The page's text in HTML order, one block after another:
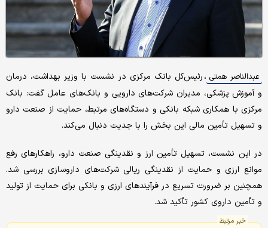
عبدالناصر همتی ، رئیس‌کل بانک مرکزی در نشست با وزیر بهداشت، درمان
و آموزش پزشکی، مدیران شرکت‌های دارویی و بانک‌های عامل گفت: بانک
مرکزی با همکاری شبکه بانکی و دستگاه‌های مرتبط، حمایت از صنعت دارو
و تسهیل تأمین مالی این بخش را با جدیت دنبال می‌کند.
در این نشست، تسهیل تأمین ارز و نقدینگی صنعت دارو، راهکارهای رفع
موانع ارزی و حمایت از نقدینگی ریالی شرکت‌های داروسازی بررسی شد.
همچنین بر ضرورت تسریع در فرآیندهای ارزی و بانکی برای حمایت از تولید
و تأمین داروی کشور تأکید شد.
خبر مرتبط